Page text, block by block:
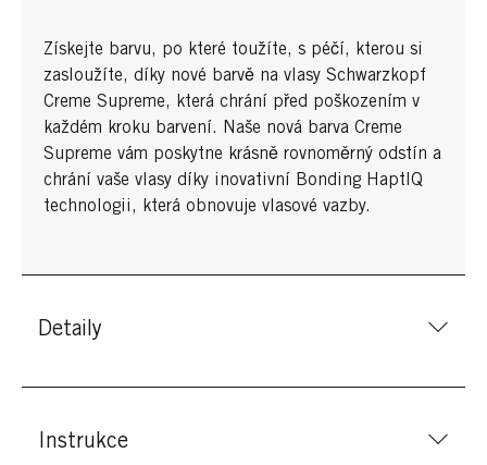
Získejte barvu, po které toužíte, s péčí, kterou si
zasloužíte, díky nové barvě na vlasy Schwarzkopf
Creme Supreme, která chrání před poškozením v
každém kroku barvení. Naše nová barva Creme
Supreme vám poskytne krásně rovnoměrný odstín a
chrání vaše vlasy díky inovativní Bonding HaptIQ
technologii, která obnovuje vlasové vazby.
Detaily
Instrukce